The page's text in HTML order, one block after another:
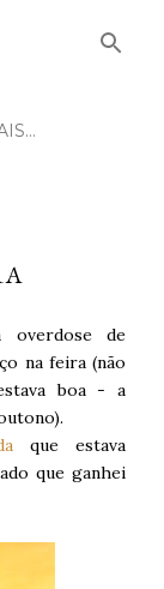
overdose de
na feira (não
boa - a
que estava
que ganhei